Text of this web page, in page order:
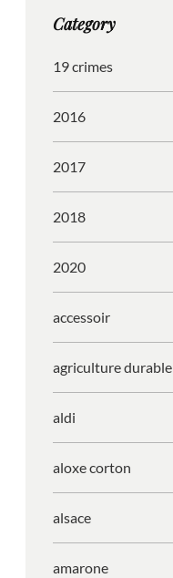
r
m
o
Category
19 crimes
2016
2017
2018
2020
accessoir
agriculture durable
aldi
aloxe corton
alsace
amarone